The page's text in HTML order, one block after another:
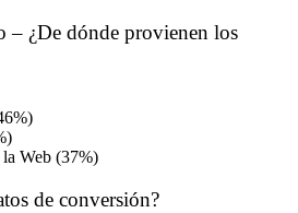
– ¿De dónde provienen los
Web (37%)
de conversión?